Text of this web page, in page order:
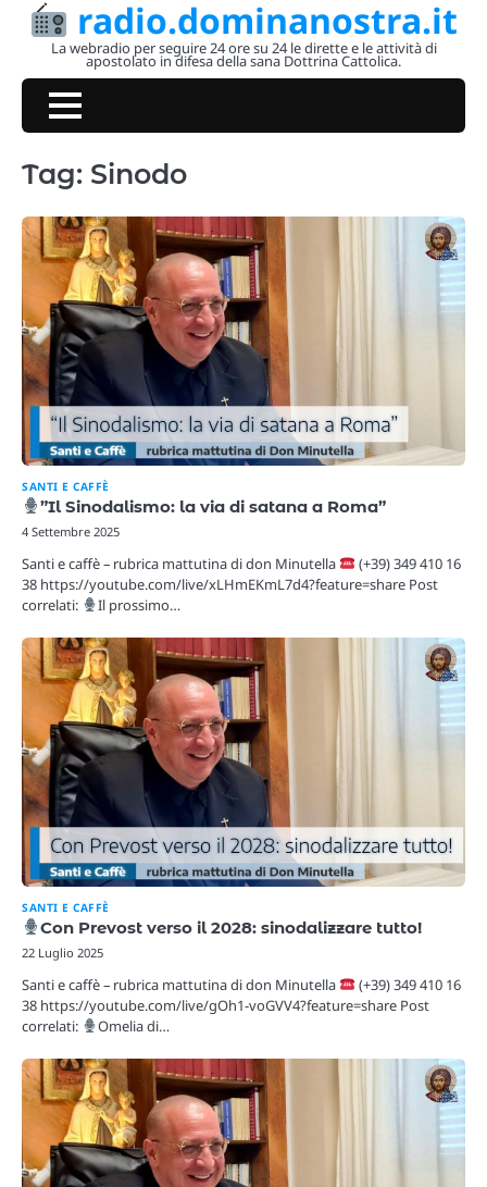
Skip
radio.dominanostra.it
La webradio per seguire 24 ore su 24 le dirette e le attività di
apostolato in difesa della sana Dottrina Cattolica.
Tag: Sinodo
SANTI E CAFFÈ
”Il Sinodalismo: la via di satana a Roma”
4 Settembre 2025
Santi e caffè – rubrica mattutina di don Minutella
(+39) 349 410 16
38 https://youtube.com/live/xLHmEKmL7d4?feature=share Post
correlati:
Il prossimo…
SANTI E CAFFÈ
Con Prevost verso il 2028: sinodalizzare tutto!
22 Luglio 2025
Santi e caffè – rubrica mattutina di don Minutella
(+39) 349 410 16
38 https://youtube.com/live/gOh1-voGVV4?feature=share Post
correlati:
Omelia di…